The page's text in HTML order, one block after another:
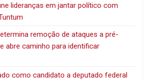
lideranças em jantar político com
remoção de ataques a pré-
abre caminho para identificar
como candidato a deputado federal